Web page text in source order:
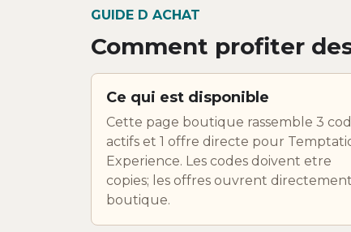
GUIDE D ACHAT
Comment profiter
Ce qui est disponible
Cette page boutique rassemble 3
actifs et 1 offre directe pour
Experience. Les codes doivent etre
copies; les offres ouvrent
boutique.